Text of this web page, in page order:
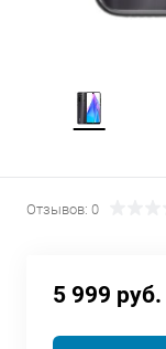
Отзывов: 0
5 999 руб.